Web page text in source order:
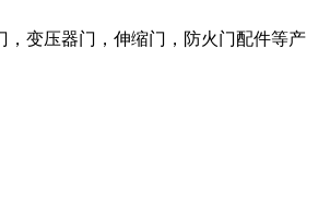
变压器门，伸缩门，防火门配件等产